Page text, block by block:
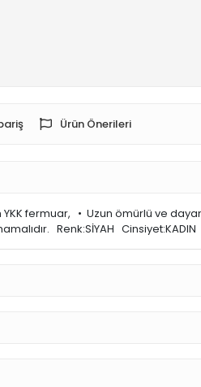
Ürün Önerileri
fermuar, • Uzun ömürlü ve
Renk:SİYAH Cinsiyet:KADIN